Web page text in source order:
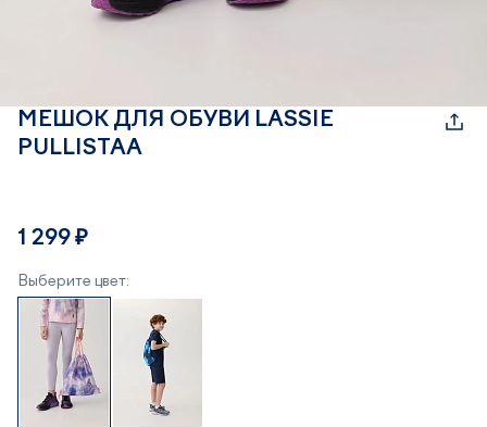
МЕШОК ДЛЯ ОБУВИ LASSIE
PULLISTAA
1 299 ₽
Выберите цвет: